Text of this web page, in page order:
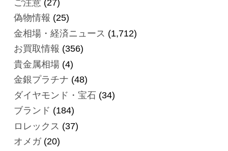
ご注意(27)
偽物情報 (25)
金相場・経済ニュース (1,712)
お買取情報 (356)
貴金属相場(4)
金銀プラチナ (48)
ダイヤモンド・宝石(34)
ブランド (184)
ロレックス (37)
オメガ(20)